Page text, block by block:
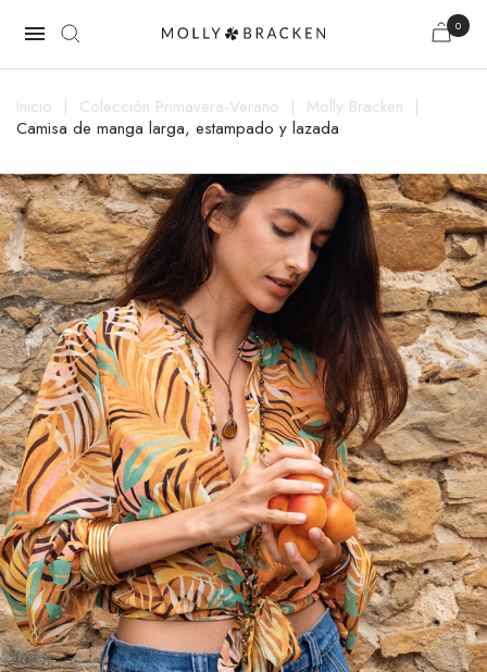
 0
Inicio Colección Primavera-Verano
Molly Bracken
Camisa de manga larga, estampado y lazada